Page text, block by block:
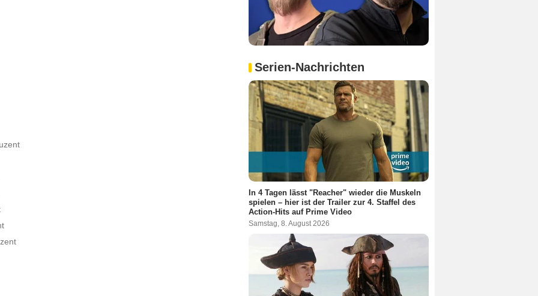
:9
:
Serien-Nachrichten
In 4 Tagen lässt "Reacher" wieder die Muskeln
spielen – hier ist der Trailer zur 4. Staffel des
Action-Hits auf Prime Video
Samstag, 8. August 2026